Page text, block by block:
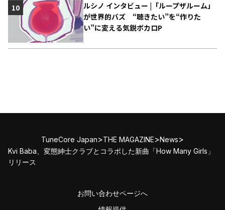
ルシノ インタビュー |「ループザルーム」
が世界的バズ “聴きたい”を“作りた
い”に変える気鋭ボカロP
10
TuneCore Japan>THE MAGAZINE>News>
Kvi Baba、変態紳士クラブとコラボした新曲「How Many Girls」
リリース
お問い合わせページへ